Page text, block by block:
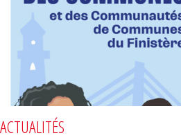
ACTUALITÉS